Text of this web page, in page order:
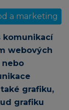
a marketing
komunikací
webových
nebo
grafiku,
grafiku